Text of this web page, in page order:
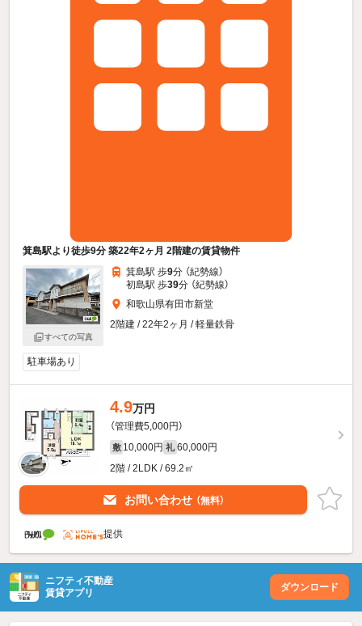
箕島駅より徒歩9分 築22年2ヶ月 2階建の賃貸物件
すべての写真
箕島駅 歩9分 （紀勢線）
初島駅 歩39分 （紀勢線）
和歌山県有田市新堂
2階建 / 22年2ヶ月 / 軽量鉄骨
駐車場あり
4.9万円
（管理費5,000円）
敷 10,000円 礼 60,000円
2階 / 2LDK / 69.2㎡
お問い合わせ （無料）
提供
ニフティ不動産
賃貸アプリ
ダウンロード